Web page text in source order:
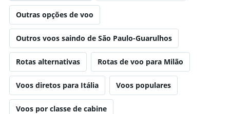
Outras opções de voo
Outros voos saindo de São Paulo-Guarulhos
Rotas alternativas Rotas de voo para Milão
Voos diretos para Itália Voos populares
Voos por classe de cabine